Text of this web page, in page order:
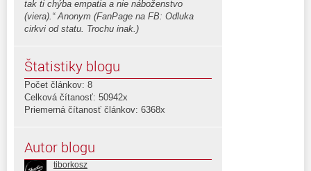
tak ti chýba empatia a nie náboženstvo
(viera).“ Anonym (FanPage na FB: Odluka
cirkvi od statu. Trochu inak.)
Štatistiky blogu
Počet článkov: 8
Celková čítanosť: 50942x
Priemerná čítanosť článkov: 6368x
Autor blogu
tiborkosz